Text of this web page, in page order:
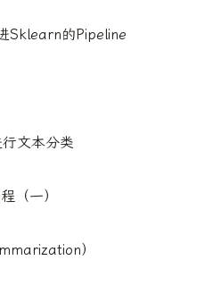
Sklearn的Pipeline
文本分类
（一）
）